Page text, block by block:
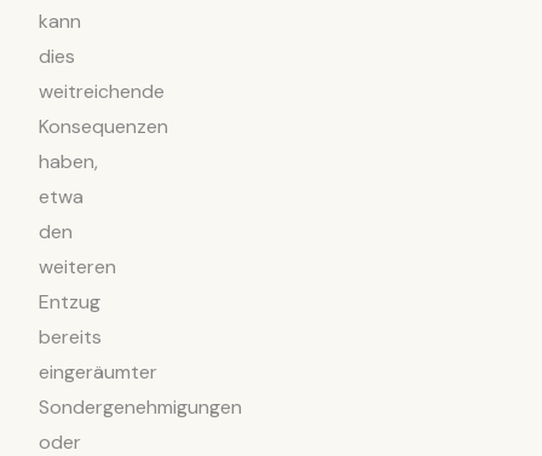
kann
dies
weitreichende
Konsequenzen
haben,
etwa
den
weiteren
Entzug
bereits
eingeräumter
Sondergenehmigungen
oder